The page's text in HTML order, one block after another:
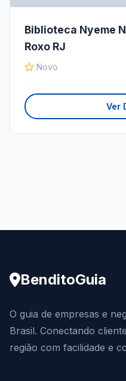
Biblioteca Nyeme
Roxo RJ
Novo
Ver
BenditoGuia
O guia de empresas e
Brasil. Conectando
região com facilidade e